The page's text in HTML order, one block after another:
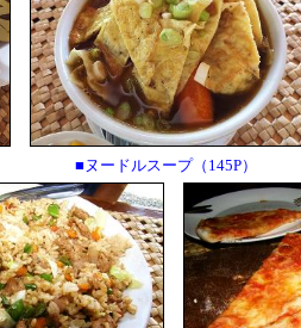
■ヌードルスープ（145P）